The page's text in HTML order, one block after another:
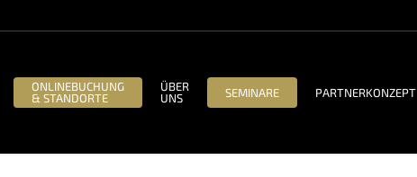
ONLINEBUCHUNG
& STANDORTE
ÜBER
UNS
SEMINARE PARTNERKONZEPT